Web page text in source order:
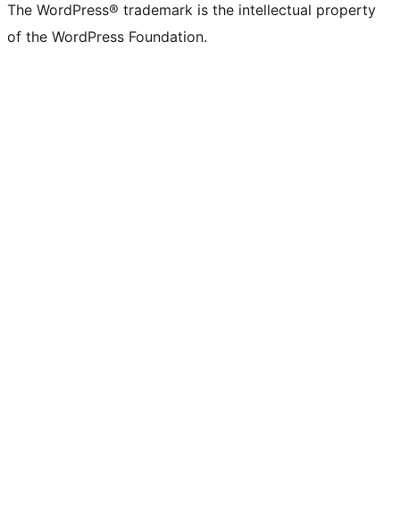
The WordPress® trademark is the intellectual property
of the WordPress Foundation.